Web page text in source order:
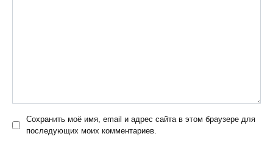
Сохранить моё имя, email и адрес сайта в этом браузере для
последующих моих комментариев.